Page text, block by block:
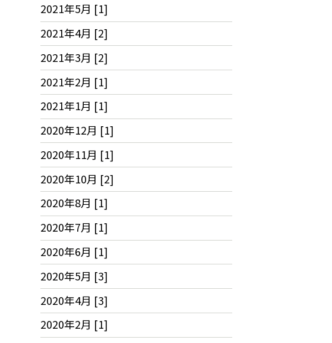
2021年5月 [1]
2021年4月 [2]
2021年3月 [2]
2021年2月 [1]
2021年1月 [1]
2020年12月 [1]
2020年11月 [1]
2020年10月 [2]
2020年8月 [1]
2020年7月 [1]
2020年6月 [1]
2020年5月 [3]
2020年4月 [3]
2020年2月 [1]